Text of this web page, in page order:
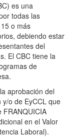
es una
todas las
o más
debiendo estar
del
El CBC tiene la
de
aprobación del
y/o de EyCCL que
FRANQUICIA
en el Valor
Laboral).